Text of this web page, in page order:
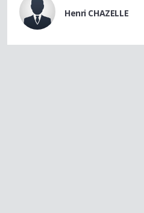
Henri CHAZELLE